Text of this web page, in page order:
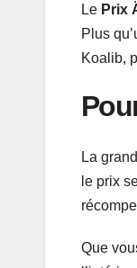
Le Prix
Plus
Koalib,
La
le prix
Que